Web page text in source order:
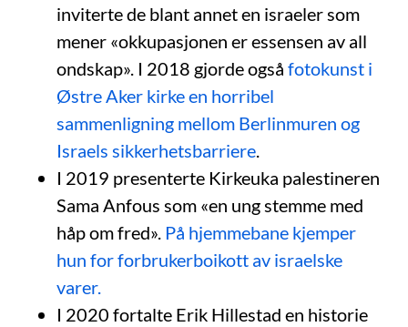
inviterte de blant annet en israeler som
mener «okkupasjonen er essensen av all
ondskap». I 2018 gjorde ogsåfotokunst i
Østre Aker kirke en horribel
sammenligning mellom Berlinmuren og
Israels sikkerhetsbarriere.
I 2019 presenterte Kirkeuka palestineren
Sama Anfous som «en ung stemme med
håp om fred». På hjemmebane kjemper
hun for forbrukerboikott av israelske
varer.
I 2020 fortalte Erik Hillestad en historie